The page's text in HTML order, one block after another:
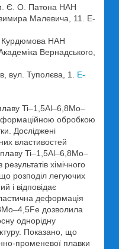
Є. О. Патона НАН
Малевича, 11. E-
Курдюмова НАН
Вернадського,
вул. Туполєва, 1. E-
Ti–1,5Al–6,8Mo–
обробкою
Досліджені
властивостей
Ti–1,5Al–6,8Mo–
хімічного
розподіл легуючих
і відповідає
деформація
дозволила
однорідну
Показано, що
променевої плавки